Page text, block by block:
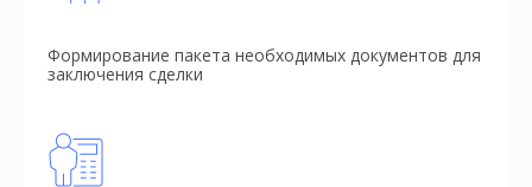
Формирование пакета необходимых документов для
заключения сделки